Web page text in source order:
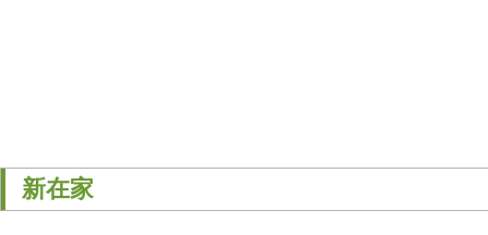
新在家